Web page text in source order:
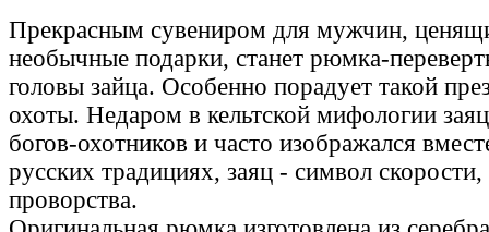
Прекрасным сувениром для мужчин,
необычные подарки, станет рюмка-
головы зайца. Особенно порадует такой
охоты. Недаром в кельтской мифологии
богов-охотников и часто изображался
русских традициях, заяц - символ
проворства.